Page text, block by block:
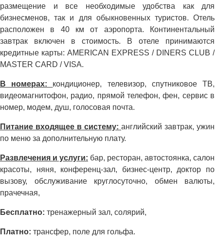
размещение и все необходимые удобства как для
бизнесменов, так и для обыкновенных туристов. Отель
расположен в 40 км от аэропорта. Континентальный
завтрак включен в стоимость. В отеле принимаются
кредитные карты: AMERICAN EXPRESS / DINERS CLUB /
MASTER CARD / VISA.
В номерах: кондиционер, телевизор, спутниковое ТВ,
видеомагнитофон, радио, прямой телефон, фен, сервис в
номер, модем, душ, голосовая почта.
Питание входящее в систему: английский завтрак, ужин
по меню за дополнительную плату.
Развлечения и услуги: бар, ресторан, автостоянка, салон
красоты, няня, конференц-зал, бизнес-центр, доктор по
вызову, обслуживание круглосуточно, обмен валюты,
прачечная,
Бесплатно: тренажерный зал, солярий,
Платно: трансфер, поле для гольфа.